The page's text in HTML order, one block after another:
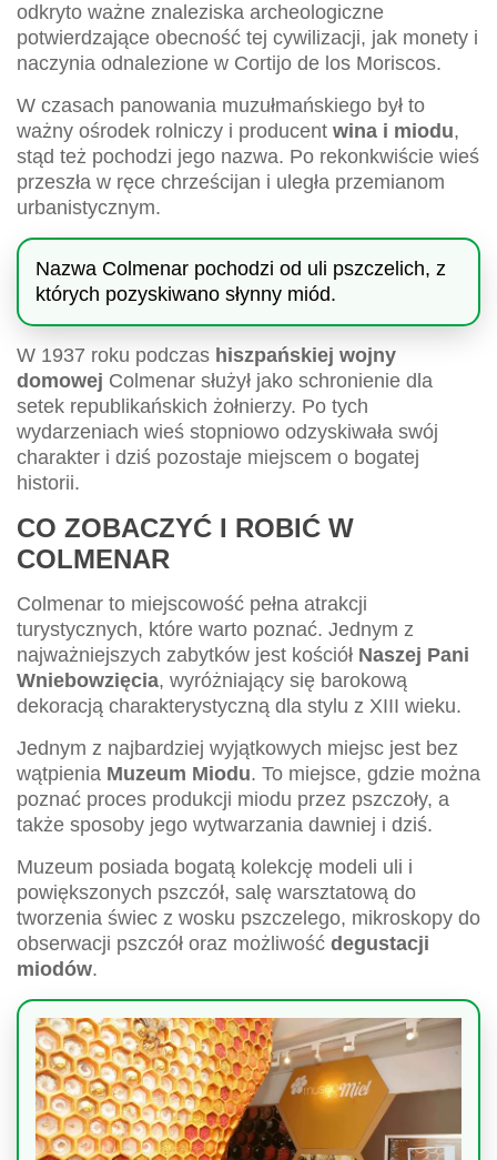
odkryto ważne znaleziska archeologiczne
potwierdzające obecność tej cywilizacji, jak monety i
naczynia odnalezione w Cortijo de los Moriscos.
W czasach panowania muzułmańskiego był to
ważny ośrodek rolniczy i producent wina i miodu,
stąd też pochodzi jego nazwa. Po rekonkwiście wieś
przeszła w ręce chrześcijan i uległa przemianom
urbanistycznym.
Nazwa Colmenar pochodzi od uli pszczelich, z
których pozyskiwano słynny miód.
W 1937 roku podczas hiszpańskiej wojny
domowej Colmenar służył jako schronienie dla
setek republikańskich żołnierzy. Po tych
wydarzeniach wieś stopniowo odzyskiwała swój
charakter i dziś pozostaje miejscem o bogatej
historii.
CO ZOBACZYĆ I ROBIĆ W
COLMENAR
Colmenar to miejscowość pełna atrakcji
turystycznych, które warto poznać. Jednym z
najważniejszych zabytków jest kościół Naszej Pani
Wniebowzięcia, wyróżniający się barokową
dekoracją charakterystyczną dla stylu z XIII wieku.
Jednym z najbardziej wyjątkowych miejsc jest bez
wątpienia Muzeum Miodu. To miejsce, gdzie można
poznać proces produkcji miodu przez pszczoły, a
także sposoby jego wytwarzania dawniej i dziś.
Muzeum posiada bogatą kolekcję modeli uli i
powiększonych pszczół, salę warsztatową do
tworzenia świec z wosku pszczelego, mikroskopy do
obserwacji pszczół oraz możliwość degustacji
miodów.